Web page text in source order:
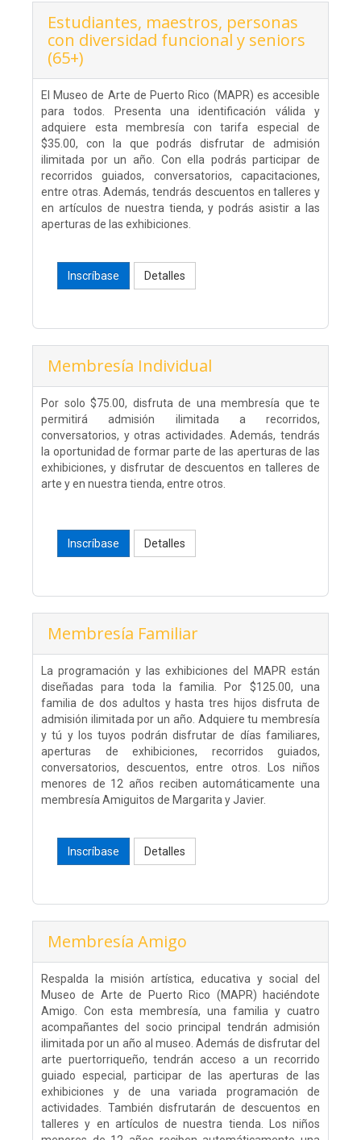
Estudiantes, maestros, personas
con diversidad funcional y seniors
(65+)
El Museo de Arte de Puerto Rico (MAPR) es accesible
para todos. Presenta una identificación válida y
adquiere esta membresía con tarifa especial de
$35.00, con la que podrás disfrutar de admisión
ilimitada por un año. Con ella podrás participar de
recorridos guiados, conversatorios, capacitaciones,
entre otras. Además, tendrás descuentos en talleres y
en artículos de nuestra tienda, y podrás asistir a las
aperturas de las exhibiciones.
Inscríbase Detalles
Membresía Individual
Por solo $75.00, disfruta de una membresía que te
permitirá admisión ilimitada a recorridos,
conversatorios, y otras actividades. Además, tendrás
la oportunidad de formar parte de las aperturas de las
exhibiciones, y disfrutar de descuentos en talleres de
arte y en nuestra tienda, entre otros.
Inscríbase Detalles
Membresía Familiar
La programación y las exhibiciones del MAPR están
diseñadas para toda la familia. Por $125.00, una
familia de dos adultos y hasta tres hijos disfruta de
admisión ilimitada por un año. Adquiere tu membresía
y tú y los tuyos podrán disfrutar de días familiares,
aperturas de exhibiciones, recorridos guiados,
conversatorios, descuentos, entre otros. Los niños
menores de 12 años reciben automáticamente una
membresía Amiguitos de Margarita y Javier.
Inscríbase Detalles
Membresía Amigo
Respalda la misión artística, educativa y social del
Museo de Arte de Puerto Rico (MAPR) haciéndote
Amigo. Con esta membresía, una familia y cuatro
acompañantes del socio principal tendrán admisión
ilimitada por un año al museo. Además de disfrutar del
arte puertorriqueño, tendrán acceso a un recorrido
guiado especial, participar de las aperturas de las
exhibiciones y de una variada programación de
actividades. También disfrutarán de descuentos en
talleres y en artículos de nuestra tienda. Los niños